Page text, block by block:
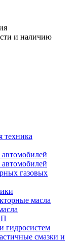
и наличию
техника
газовых
масла
гидросистем
смазки и